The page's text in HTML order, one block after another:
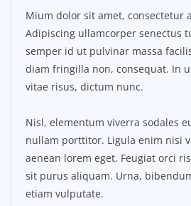
Mium dolor sit amet, consectetur
Adipiscing ullamcorper senectus
semper id ut pulvinar massa
diam fringilla non, consequat. In
vitae risus, dictum nunc.
Nisl, elementum viverra sodales
nullam porttitor. Ligula enim nisi
aenean lorem eget. Feugiat orci
sit purus aliquam. Urna,
etiam vulputate.